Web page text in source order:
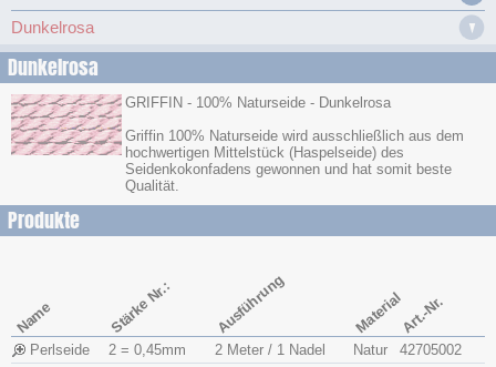
Dunkelrosa
Dunkelrosa
GRIFFIN - 100% Naturseide - Dunkelrosa
Griffin 100% Naturseide wird ausschließlich aus dem
hochwertigen Mittelstück (Haspelseide) des
Seidenkokonfadens gewonnen und hat somit beste
Qualität.
Produkte
Name Stärke Nr.: Ausführung MaterialArt.-Nr.
Perlseide 2 = 0,45mm 2 Meter / 1 Nadel Natur
42705002